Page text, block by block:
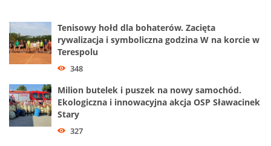
Tenisowy hołd dla bohaterów. Zacięta
rywalizacja i symboliczna godzina W na korcie w
Terespolu
348
Milion butelek i puszek na nowy samochód.
Ekologiczna i innowacyjna akcja OSP Sławacinek
Stary
327